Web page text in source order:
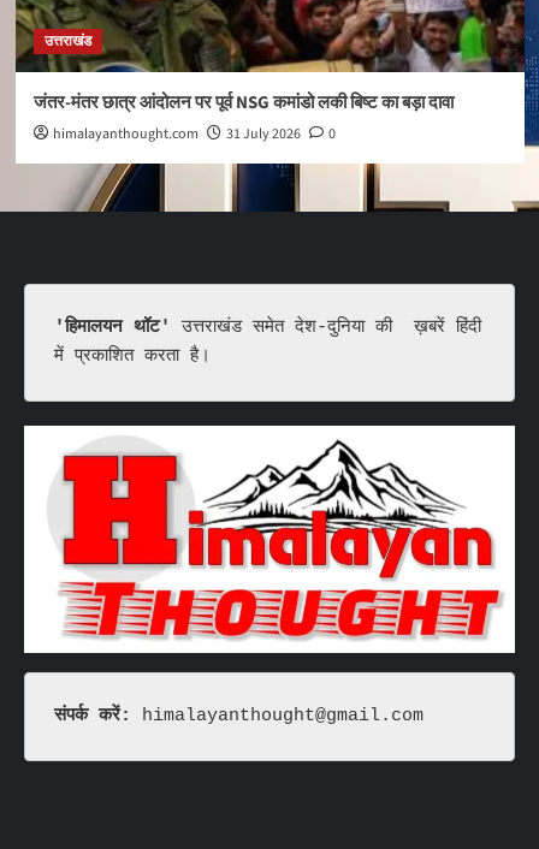
उत्तराखंड
जंतर-मंतर छात्र आंदोलन पर पूर्व NSG कमांडो लकी बिष्ट का बड़ा दावा
himalayanthought.com 31 July 2026 0
'हिमालयन थॉट'
उत्तराखंड समेत देश-दुनिया की  ख़बरें हिंदी
में प्रकाशित करता है।
संपर्क करें: himalayanthought@gmail.com